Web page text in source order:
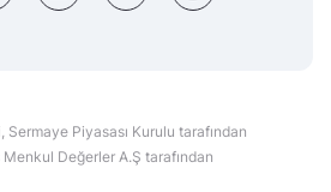
Sermaye Piyasası Kurulu tarafından
Değerler A.Ş tarafından